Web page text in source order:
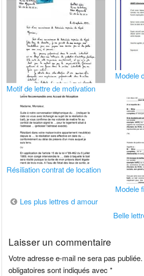
Motif de lettre de motivation
Modele
Résiliation contrat de location
Modele
Navigation
Les plus lettres d amour
Belle
Laisser un commentaire
Votre adresse e-mail ne sera pas publiée.
obligatoires sont indiqués avec*